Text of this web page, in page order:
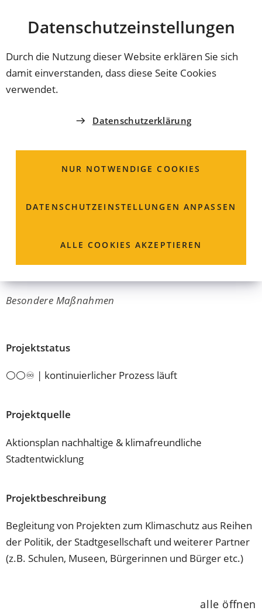
Datenschutz­einstellungen
Durch die Nutzung dieser Website erklären Sie sich
damit einverstanden, dass diese Seite Cookies
verwendet.
Datenschutzerklärung
NUR NOTWENDIGE COOKIES
DATENSCHUTZ­EINSTELLUNGEN ANPASSEN
ALLE COOKIES AKZEPTIEREN
INHALT ANSPRINGEN
Coburg
Projektbegleitung durch
öffentliche Akteure
Besondere Maßnahmen
Projektstatus
⚪⚪♾️ | kontinuierlicher Prozess läuft
Projektquelle
Aktionsplan nachhaltige & klimafreundliche
Stadtentwicklung
Projektbeschreibung
Begleitung von Projekten zum Klimaschutz aus Reihen
der Politik, der Stadtgesellschaft und weiterer Partner
(z.B. Schulen, Museen, Bürgerinnen und Bürger etc.)
alle öffnen